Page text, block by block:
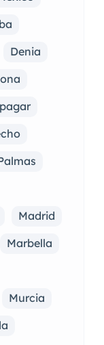
Denia
Madrid
Marbella
Murcia